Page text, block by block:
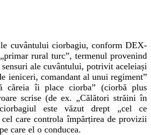
cuvântului ciorbagiu, conform DEX-
rural turc”, termenul provenind
ale cuvântului, potrivit aceleiași
ieniceri, comandant al unui regiment”
căreia îi place ciorba” (ciorbă plus
scrise (de ex. „Călători străini în
este văzut drept „cel ce
care controla împărțirea de provizii
care el o conducea.